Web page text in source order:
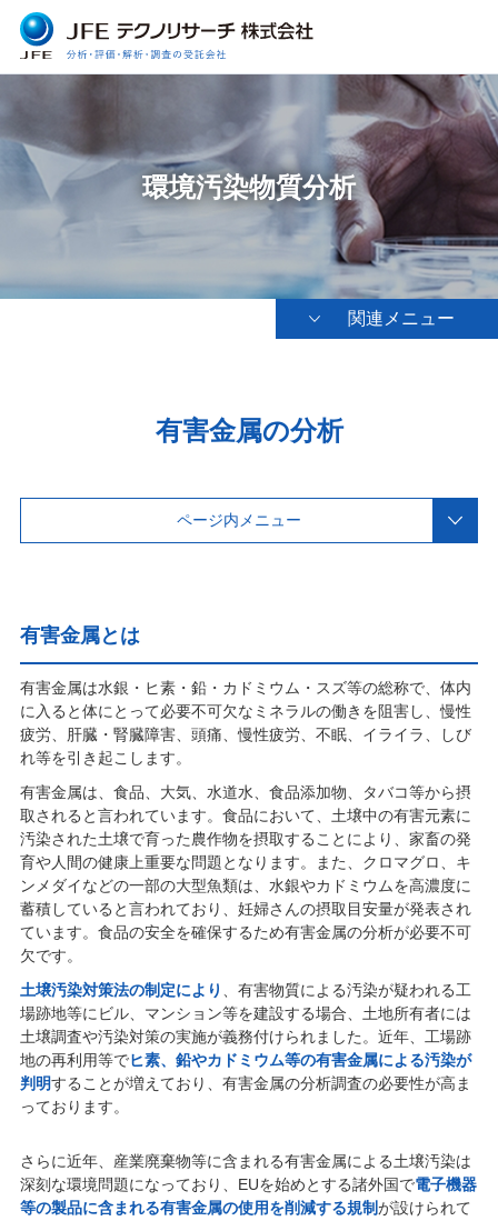
環境汚染物質分析
関連メニュー
有害金属の分析
ページ内メニュー
有害金属とは
有害金属は水銀・ヒ素・鉛・カドミウム・スズ等の総称で、体内
に入ると体にとって必要不可欠なミネラルの働きを阻害し、慢性
疲労、肝臓・腎臓障害、頭痛、慢性疲労、不眠、イライラ、しび
れ等を引き起こします。
有害金属は、食品、大気、水道水、食品添加物、タバコ等から摂
取されると言われています。食品において、土壌中の有害元素に
汚染された土壌で育った農作物を摂取することにより、家畜の発
育や人間の健康上重要な問題となります。また、クロマグロ、キ
ンメダイなどの一部の大型魚類は、水銀やカドミウムを高濃度に
蓄積していると言われており、妊婦さんの摂取目安量が発表され
ています。食品の安全を確保するため有害金属の分析が必要不可
欠です。
土壌汚染対策法の制定により
、有害物質による汚染が疑われる工
場跡地等にビル、マンション等を建設する場合、土地所有者には
土壌調査や汚染対策の実施が義務付けられました。近年、工場跡
地の再利用等でヒ素、鉛やカドミウム等の有害金属による汚染が
判明することが増えており、有害金属の分析調査の必要性が高ま
っております。
さらに近年、産業廃棄物等に含まれる有害金属による土壌汚染は
深刻な環境問題になっており、EUを始めとする諸外国で電子機器
等の製品に含まれる有害金属の使用を削減する規制が設けられて